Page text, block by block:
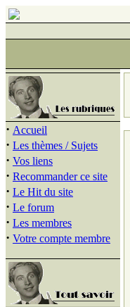
· Accueil
· Les thèmes / Sujets
· Vos liens
· Recommander ce site
· Le Hit du site
· Le forum
· Les membres
· Votre compte membre